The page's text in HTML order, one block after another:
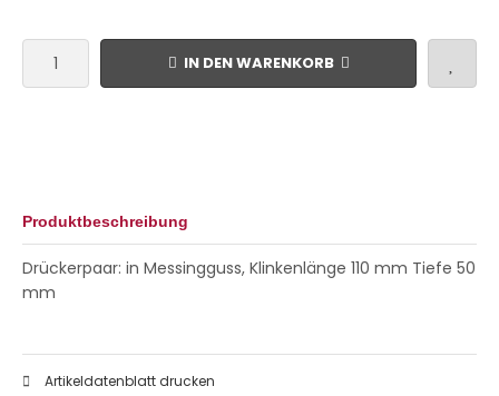
IN DEN WARENKORB
Produktbeschreibung
Drückerpaar: in Messingguss, Klinkenlänge 110 mm Tiefe 50
mm
Artikeldatenblatt drucken